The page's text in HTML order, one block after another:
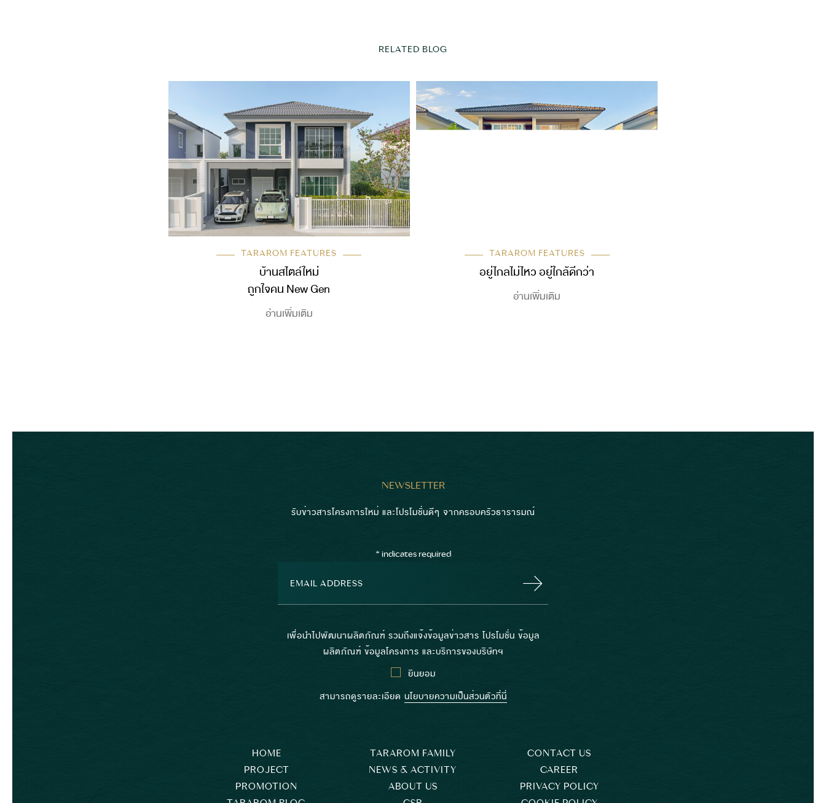
RELATED BLOG
TARAROM FEATURES
บ้านสไตล์ใหม่
ถูกใจคน New Gen
อ่านเพิ่มเติม
TARAROM FEATURES
อยู่ไกลไม่ไหว อยู่ใกล้ดีกว่า
อ่านเพิ่มเติม
NEWSLETTER
รับข่าวสารโครงการใหม่ และโปรโมชั่นดีๆ จากครอบครัวธารารมณ์
* indicates required
เพื่อนำไปพัฒนาผลิตภัณฑ์ รวมถึงแจ้งข้อมูลข่าวสาร โปรโมชั่น ข้อมูล
ผลิตภัณฑ์ ข้อมูลโครงการ และบริการของบริษัทฯ
ยินยอม
สามารถดูรายละเอียด นโยบายความเป็นส่วนตัวที่นี่
HOME
PROJECT
PROMOTION
TARAROM FAMILY
NEWS & ACTIVITY
ABOUT US
CONTACT US
CAREER
PRIVACY POLICY